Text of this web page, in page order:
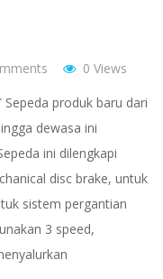
0 Views
Sepeda produk baru dari
dewasa ini
ini dilengkapi
disc brake, untuk
sistem pergantian
3 speed,